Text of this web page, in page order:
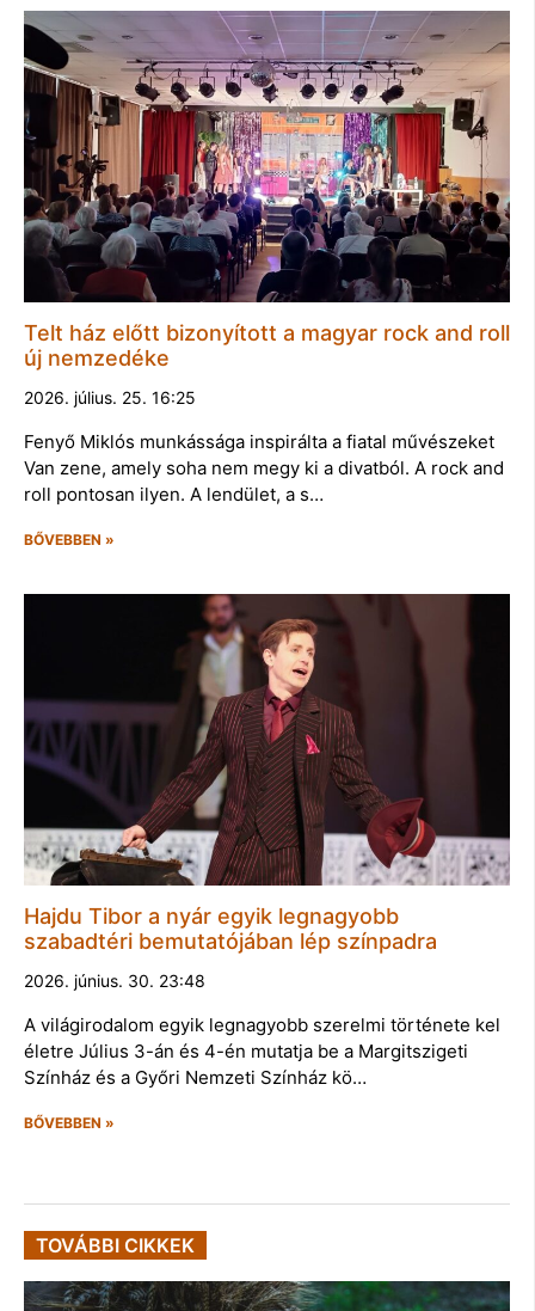
Telt ház előtt bizonyított a magyar rock and roll
új nemzedéke
2026. július. 25. 16:25
Fenyő Miklós munkássága inspirálta a fiatal művészeket
Van zene, amely soha nem megy ki a divatból. A rock and
roll pontosan ilyen. A lendület, a s…
BŐVEBBEN »
Hajdu Tibor a nyár egyik legnagyobb
szabadtéri bemutatójában lép színpadra
2026. június. 30. 23:48
A világirodalom egyik legnagyobb szerelmi története kel
életre Július 3-án és 4-én mutatja be a Margitszigeti
Színház és a Győri Nemzeti Színház kö…
BŐVEBBEN »
TOVÁBBI CIKKEK